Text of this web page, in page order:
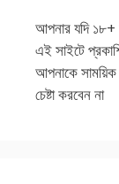
আপনার যদি
এই সাইটে
আপনাকে
চেষ্টা করবেন না